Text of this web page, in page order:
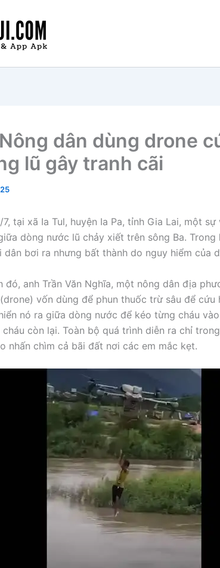
dân dùng drone
lũ gây tranh cãi
tại xã Ia Tul, huyện Ia Pa, tỉnh Gia Lai, một
dòng nước lũ chảy xiết trên sông Ba.
dân bơi ra nhưng bất thành do nguy hiểm của
đó, anh Trần Văn Nghĩa, một nông dân địa
vốn dùng để phun thuốc trừ sâu để cứu
nó ra giữa dòng nước để kéo từng cháu
còn lại. Toàn bộ quá trình diễn ra chỉ
nhấn chìm cả bãi đất nơi các em mắc kẹt.